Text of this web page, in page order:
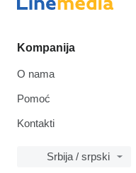
Kompanija
O nama
Pomoć
Kontakti
Srbija / srpski